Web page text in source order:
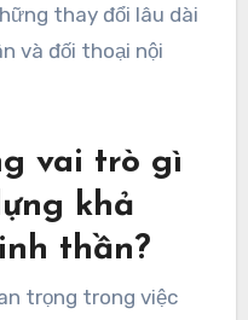
thay đổi lâu dài
và đối thoại nội
vai trò gì
khả
thần?
trọng trong việc